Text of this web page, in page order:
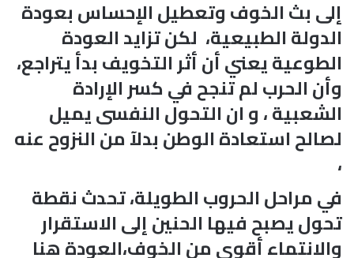
إلى بث الخوف وتعطيل الإحساس بعودة
الدولة الطبيعية، لكن تزايد العودة
الطوعية يعني أن أثر التخويف بدأ يتراجع،
وأن الحرب لم تنجح في كسر الإرادة
الشعبية ، و ان التحول النفسى يميل
لصالح استعادة الوطن بدلآ من النزوح عنه
،
في مراحل الحروب الطويلة، تحدث نقطة
تحول يصبح فيها الحنين إلى الاستقرار
والانتماء أقوى من الخوف،العودة هنا